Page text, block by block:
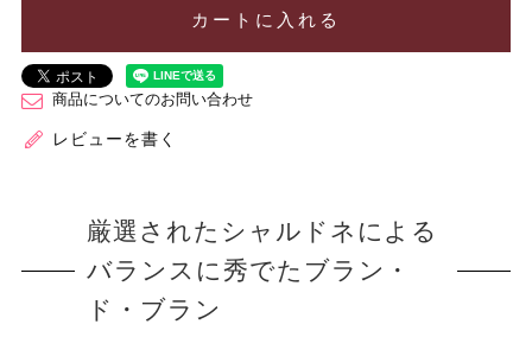
カートに入れる
商品についてのお問い合わせ
レビューを書く
厳選されたシャルドネによる
バランスに秀でたブラン・
ド・ブラン